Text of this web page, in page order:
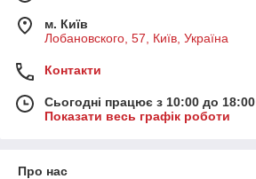
м. Київ
Лобановского, 57, Київ, Україна
Контакти
Сьогодні працює з 10:00 до 18:00
Показати весь графік роботи
Про нас